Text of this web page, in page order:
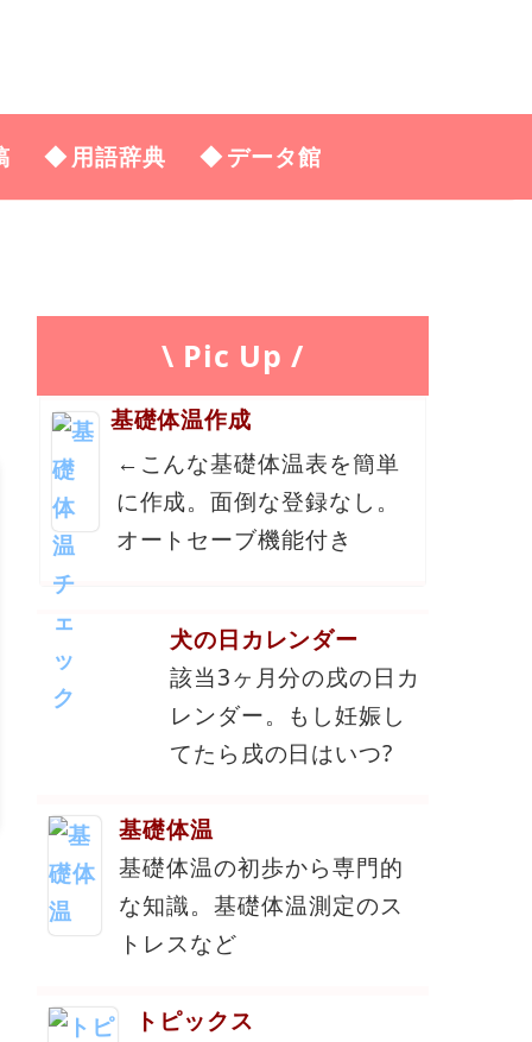
用語辞典 データ館
\ Pic Up /
基礎体温作成
←こんな基礎体温表を簡単
に作成。面倒な登録なし。
オートセーブ機能付き
犬の日カレンダー
該当3ヶ月分の戌の日カ
レンダー。もし妊娠し
てたら戌の日はいつ?
基礎体温
基礎体温の初歩から専門的
な知識。基礎体温測定のス
トレスなど
トピックス